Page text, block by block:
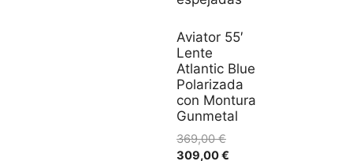
Aviator 55′
Lente
Atlantic Blue
Polarizada
con Montura
Gunmetal
369,00€
309,00€